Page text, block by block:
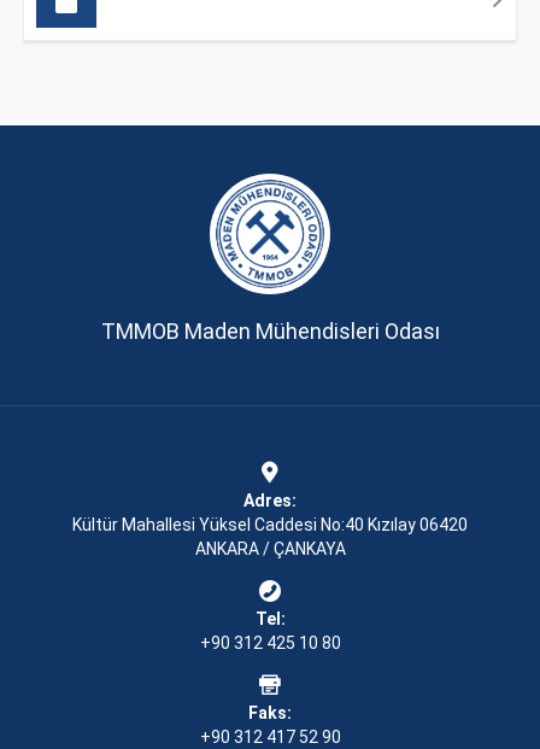
TMMOB Maden Mühendisleri Odası
Adres:
Kültür Mahallesi Yüksel Caddesi No:40 Kızılay 06420
ANKARA / ÇANKAYA
Tel:
+90 312 425 10 80
Faks:
+90 312 417 52 90